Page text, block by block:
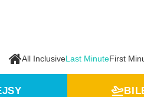
All InclusiveLast MinuteFirst